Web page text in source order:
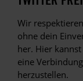
Wir
ohne dein
her. Hier
eine
herzustellen.